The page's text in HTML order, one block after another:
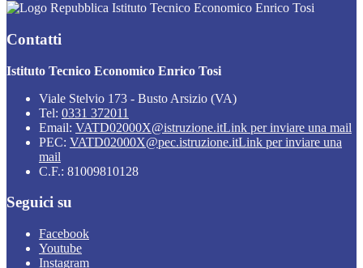
Istituto Tecnico Economico Enrico Tosi
Contatti
Istituto Tecnico Economico Enrico Tosi
Viale Stelvio 173 - Busto Arsizio (VA)
Tel: 0331 372011
Email: VATD02000X@istruzione.itLink per inviare una mail
PEC: VATD02000X@pec.istruzione.itLink per inviare una
mail
C.F.: 81009810128
Seguici su
Facebook
Youtube
Instagram